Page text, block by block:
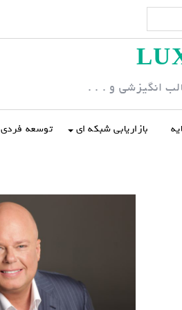
انگیزشی و . . .
بازاریابی شبکه ای توسعه فردی